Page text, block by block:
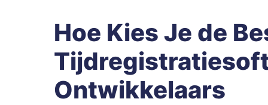
Hoe Kies Je de
Ontwikkelaars